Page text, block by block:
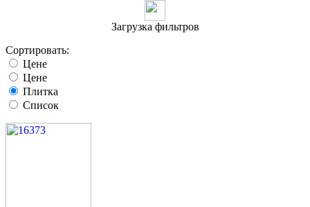
Загрузка фильтров
Сортировать:
Цене
Цене
Плитка
Список